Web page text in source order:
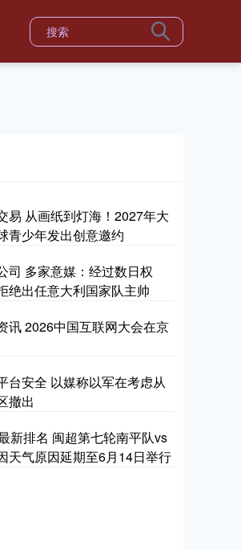
易 从画纸到灯海！2027年大
青少年发出创意邀约
司 多家意媒：经过数日权
绝出任意大利国家队主帅
讯 2026中国互联网大会在京
台安全 以媒称以军在考虑从
撤出
新排名 闽超第七轮南平队vs
天气原因延期至6月14日举行